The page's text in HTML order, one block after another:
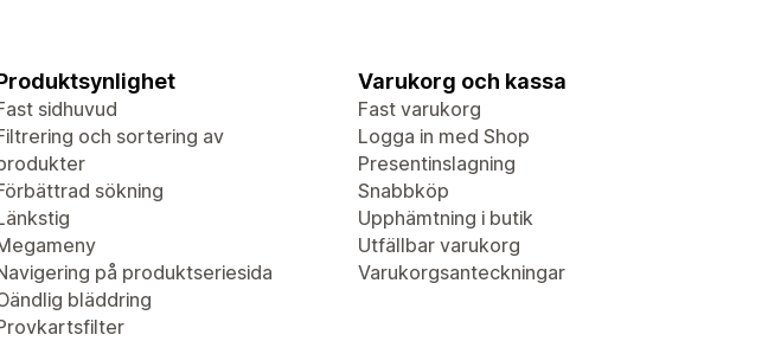
sidhuvud
och sortering av
sökning
på produktseriesida
bläddring
Varukorg och kassa
Fast varukorg
Logga in med Shop
Presentinslagning
Snabbköp
Upphämtning i butik
Utfällbar varukorg
Varukorgsanteckningar